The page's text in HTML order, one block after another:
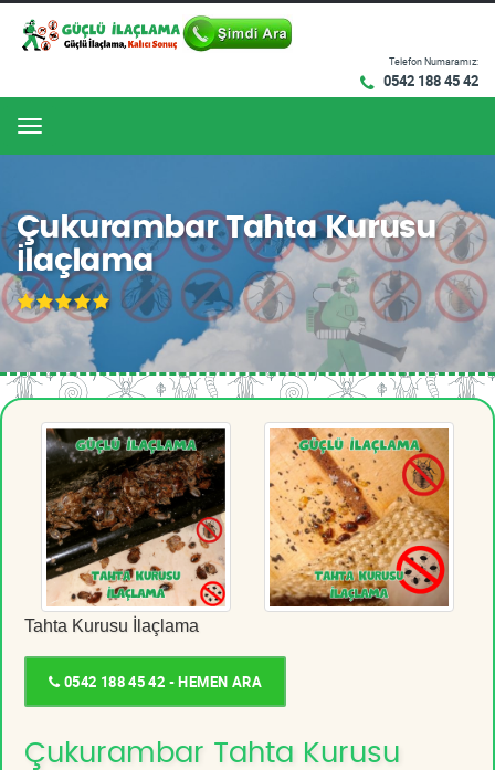
Telefon Numaramız:
0542 188 45 42
Menu
Çukurambar Tahta Kurusu
İlaçlama
Tahta Kurusu İlaçlama
0542 188 45 42 - HEMEN ARA
Çukurambar Tahta Kurusu